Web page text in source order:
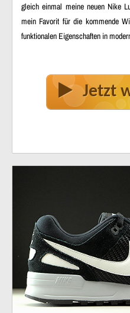
gleich einmal meine neuen Nike
mein Favorit für die kommende
funktionalen Eigenschaften in
Jetzt